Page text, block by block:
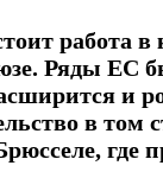
работа в
Ряды ЕС
и
в
где